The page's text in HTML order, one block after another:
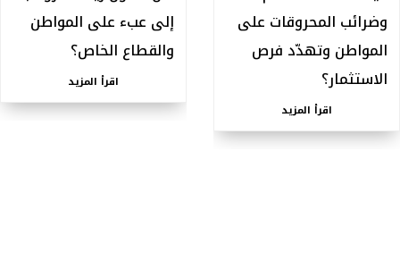
وضرائب المحروقات على
المواطن وتهدّد فرص
الاستثمار؟
اقرأ المزيد
إلى عبء على المواطن
والقطاع الخاص؟
اقرأ المزيد